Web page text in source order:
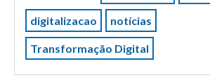
digitalizacao notícias
Transformação Digital